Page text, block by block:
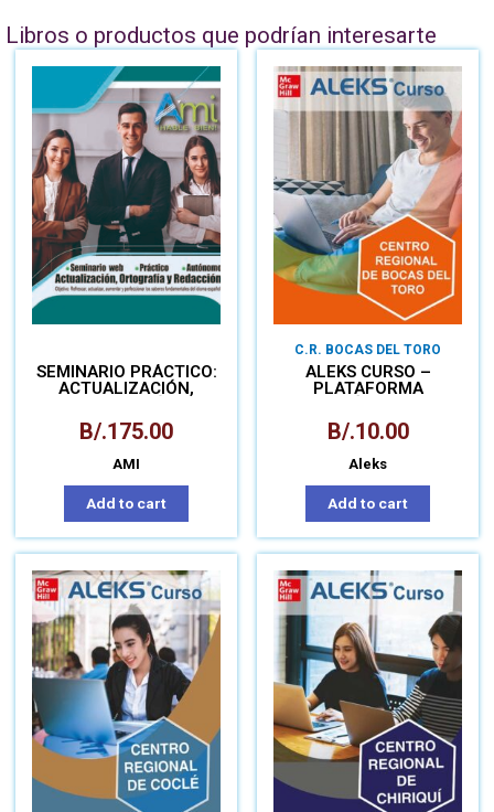
Libros o productos que podrían interesarte
SEMINARIO PRÁCTICO:
ACTUALIZACIÓN,
REDACCIÓN
B/.175.00
AMI
Add to cart
C.R. BOCAS DEL TORO
ALEKS CURSO –
PLATAFORMA
APRENDIZAJE
AUTÓNOMO
B/.10.00
Aleks
Add to cart